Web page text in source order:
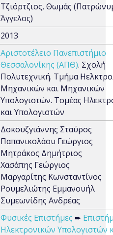
Τζιόρτζιος, Θωμάς
Άγγελος)
2013
Αριστοτέλειο Πανεπιστήμιο
Θεσσαλονίκης (ΑΠΘ). Σχολή
Πολυτεχνική. Τμήμα
Μηχανικών και Μηχανικών
Υπολογιστών. Τομέας
και Υπολογιστών
Δοκουζγιάννης Σταύρος
Παπανικολάου Γεώργιος
Μητράκος Δημήτριος
Χασάπης Γεώργιος
Μαργαρίτης Κωνσταντίνος
Ρουμελιώτης Εμμανουήλ
Συμεωνίδης Ανδρέας
Φυσικές Επιστήμες ➨
Ηλεκτρονικών Υπολογιστών